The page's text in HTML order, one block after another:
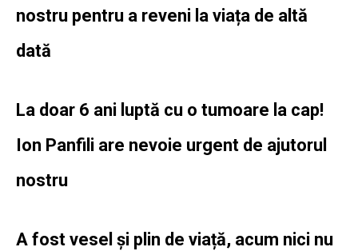
nostru pentru a reveni la viața de altă
dată
La doar 6 ani luptă cu o tumoare la cap!
Ion Panfili are nevoie urgent de ajutorul
nostru
A fost vesel și plin de viață, acum nici nu